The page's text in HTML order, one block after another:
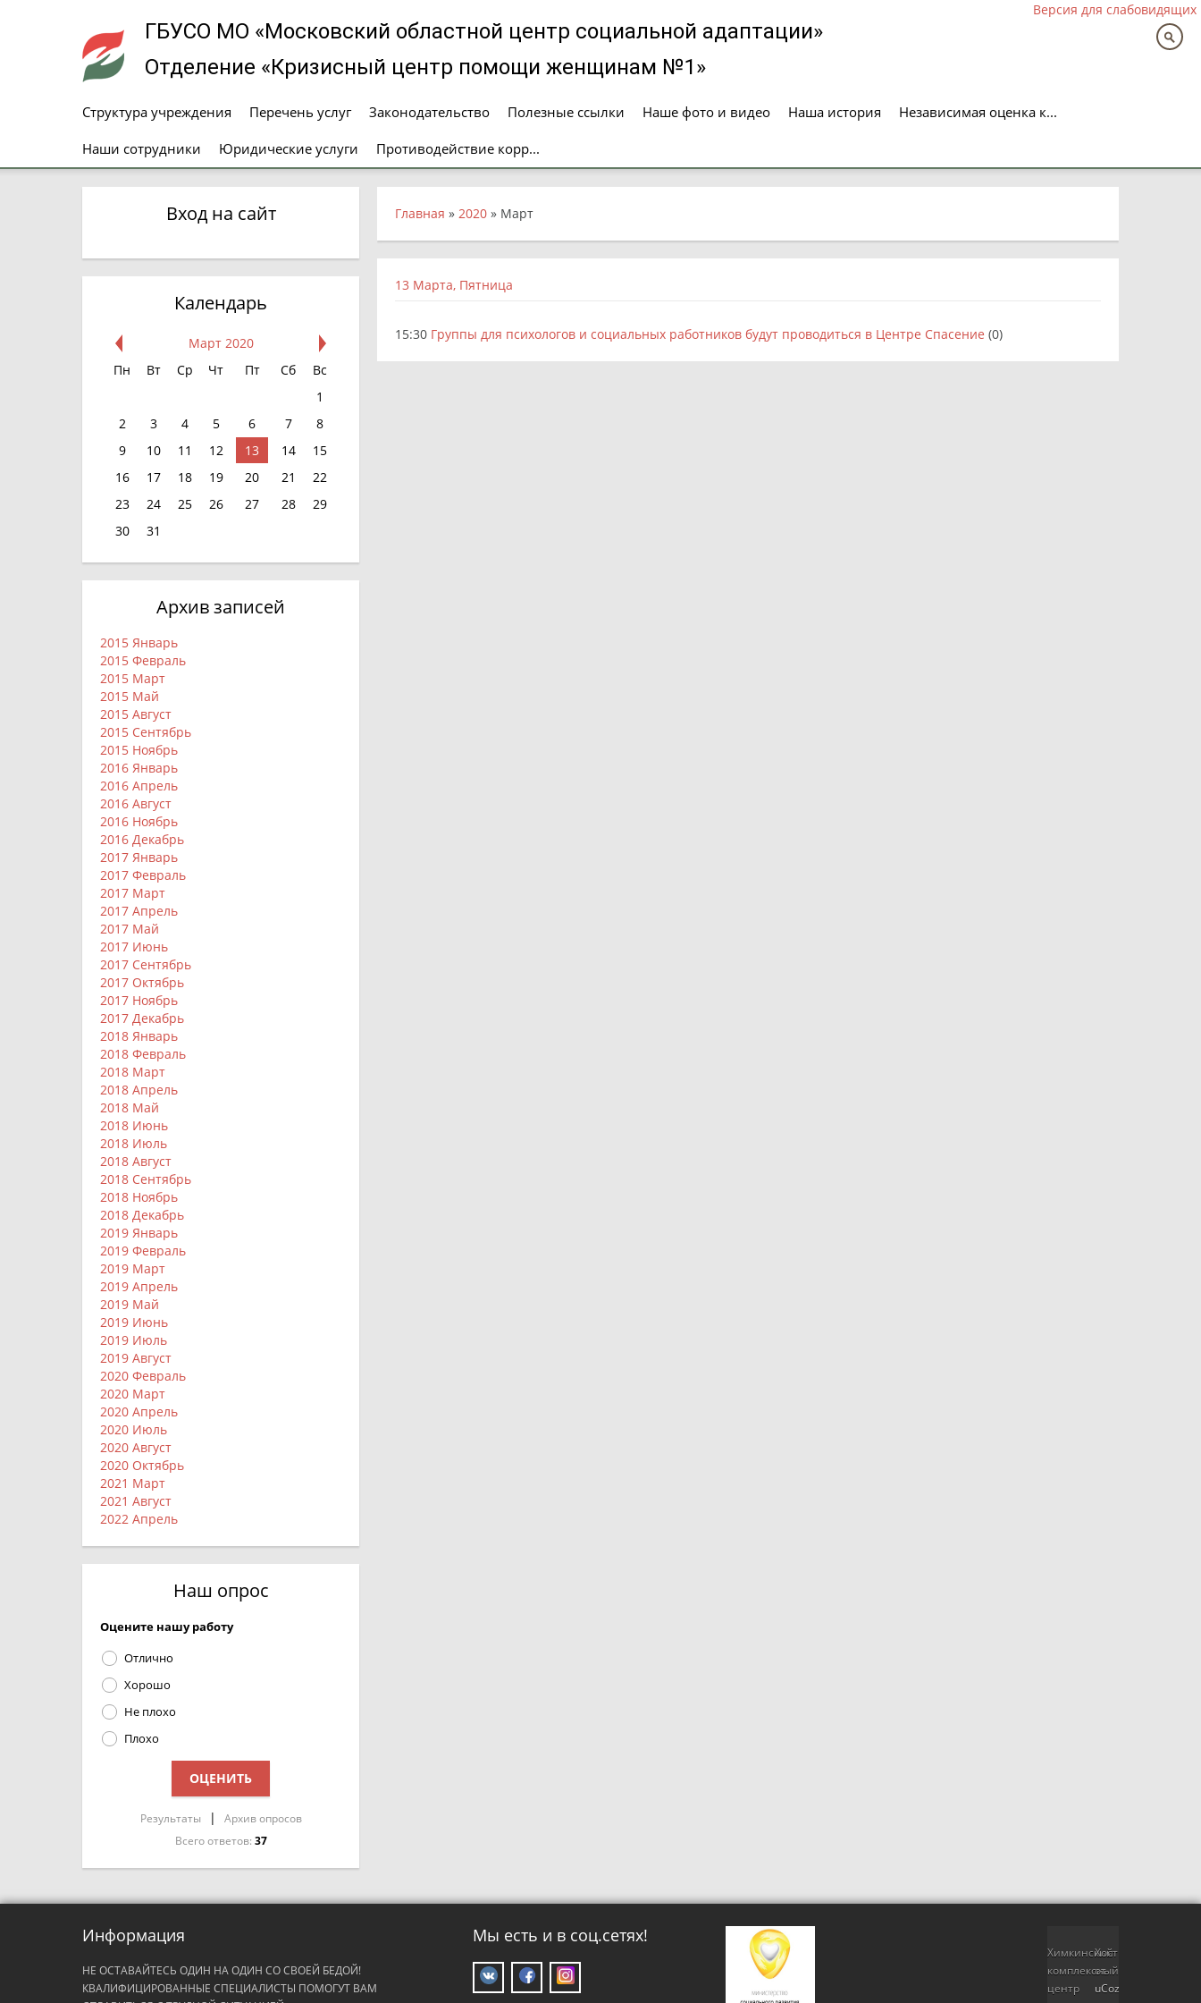
ГБУСО МО «Московский областной центр социальной адаптации»
Отделение «Кризисный центр помощи женщинам №1»
Структура учреждения Перечень услуг Законодательство Полезные ссылки Наше фото и видео Наша история Независимая оценка к...
Наши сотрудники Юридические услуги Противодействие корр...
Версия для слабовидящих
Вход на сайт
Календарь
Март 2020
Пн
Вт Ср Чт Пт Сб
Вс
1
2
3 4 5 6 7
8
9
10 11 12 13 14
15
16
17 18 19 20 21
22
23
24 25 26 27 28
29
30
31
Архив записей
2015 Январь
2015 Февраль
2015 Март
2015 Май
2015 Август
2015 Сентябрь
2015 Ноябрь
2016 Январь
2016 Апрель
2016 Август
2016 Ноябрь
2016 Декабрь
2017 Январь
2017 Февраль
2017 Март
2017 Апрель
2017 Май
2017 Июнь
2017 Сентябрь
2017 Октябрь
2017 Ноябрь
2017 Декабрь
2018 Январь
2018 Февраль
2018 Март
2018 Апрель
2018 Май
2018 Июнь
2018 Июль
2018 Август
2018 Сентябрь
2018 Ноябрь
2018 Декабрь
2019 Январь
2019 Февраль
2019 Март
2019 Апрель
2019 Май
2019 Июнь
2019 Июль
2019 Август
2020 Февраль
2020 Март
2020 Апрель
2020 Июль
2020 Август
2020 Октябрь
2021 Март
2021 Август
2022 Апрель
Наш опрос
Оцените нашу работу
Отлично
Хорошо
Не плохо
Плохо
Результаты |
Архив опросов
Всего ответов: 37
Главная » 2020 » Март
13 Марта, Пятница
15:30 Группы для психологов и социальных работников будут проводиться в Центре Спасение (0)
Информация
НЕ ОСТАВАЙТЕСЬ ОДИН НА ОДИН СО СВОЕЙ БЕДОЙ!
КВАЛИФИЦИРОВАННЫЕ СПЕЦИАЛИСТЫ ПОМОГУТ ВАМ
Мы есть и в соц.сетях!
Химкинский
комплексный
центр
Хостинг
от
uCoz